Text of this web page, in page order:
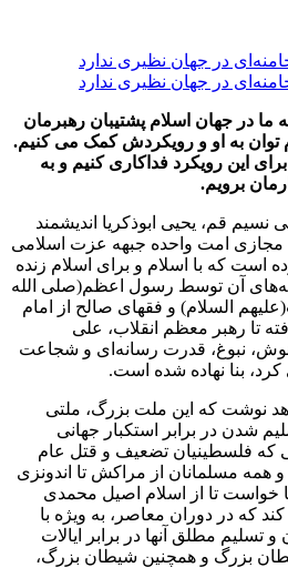
ما در جهان اسلام پشتیبان رهبرمان
توان به او و رویکردش کمک می کنیم.
برای این رویکرد فداکاری کنیم و به
برویم.
نسیم قم، یحیی ابوذکریا اندیشمند
امت واحده جبهه عزت اسلامی
است که با اسلام و برای اسلام زنده
آن توسط رسول اعظم(صلی الله
السلام) و فقهای صالح از امام
تا رهبر معظم انقلاب، علی
هوش، نبوغ، قدرت رسانه‌ای و شجاعت
کرد، بنا نهاده شده است.
نوشت که این ملت بزرگ، ملتی
شدن در برابر استکبار جهانی
که فلسطینیان تضعیف و قتل عام
همه مسلمانان از مراکش تا اندونزی
خواست تا از اسلام اصیل محمدی
که در دوران معاصر، به ویژه با
مطلق آنها در برابر ایالات
بزرگ و همچنین شیطان بزرگ،